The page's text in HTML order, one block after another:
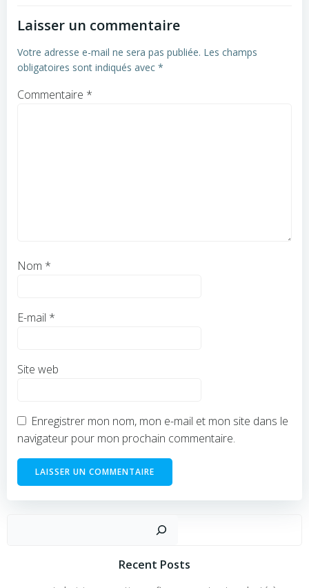
Laisser un commentaire
Votre adresse e-mail ne sera pas publiée. Les champs
obligatoires sont indiqués avec *
Commentaire *
Nom *
E-mail *
Site web
Enregistrer mon nom, mon e-mail et mon site dans le
navigateur pour mon prochain commentaire.
Rechercher
Recent Posts